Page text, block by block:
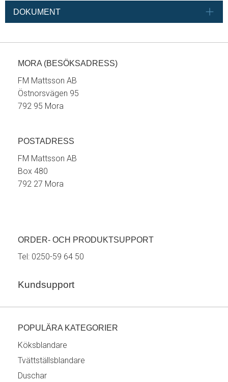
DOKUMENT
MORA (BESÖKSADRESS)
FM Mattsson AB
Östnorsvägen 95
792 95 Mora
POSTADRESS
FM Mattsson AB
Box 480
792 27 Mora
ORDER- OCH PRODUKTSUPPORT
Tel: 0250-59 64 50
Kundsupport
POPULÄRA KATEGORIER
Köksblandare
Tvättställsblandare
Duschar